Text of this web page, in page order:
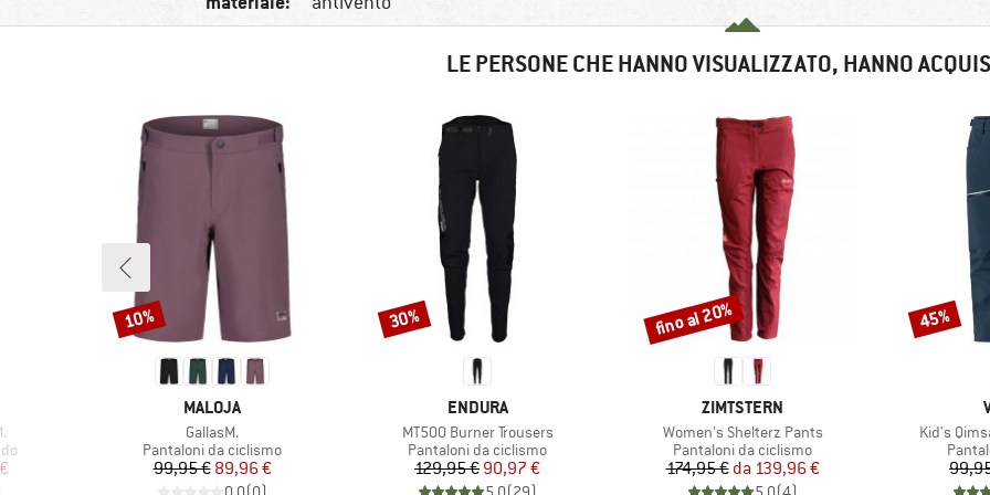
LE PERSONE CHE HANNO VISUALIZZATO, HANNO
MARCHIO
MALOJA
Articolo
GallasM.
Gruppo di prodotti
Pantaloni da ciclismo
Prezzo
99,95 €Prezzo ridotto
89,96 €
Sconto
10%
MARCHIO
ENDURA
Articolo
MT500 Burner Trousers
Gruppo di prodotti
Pantaloni da ciclismo
Prezzo
129,95 €Prezzo ridotto
90,97 €
Sconto
30%
MARCHIO
ZIMTSTERN
Articolo
Women's Shelterz Pants
Gruppo di prodotti
Pantaloni da ciclismo
Prezzo
174,95 € Prezzo ridotto
da 139,96 €
Sconto
fino al 20%
Articolo
Kid's
Sconto
45%